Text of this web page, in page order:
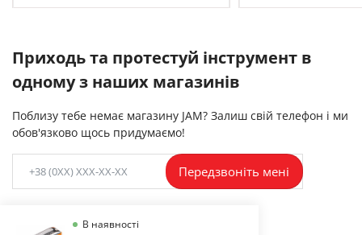
Приходь та протестуй інструмент в
одному з наших магазинів
Поблизу тебе немає магазину JAM? Залиш свій телефон і ми
обов'язково щось придумаємо!
В наявності
Передзвоніть мені